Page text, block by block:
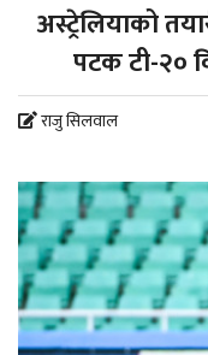
अस्ट्रेलियाको
पटक टी-२०
राजु सिलवाल